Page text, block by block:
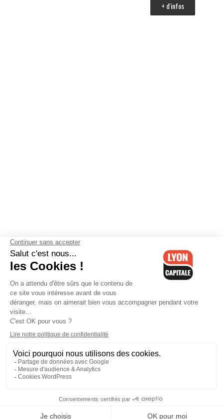
+ d'infos
Contactez-nous-Mentions légales-CGV-Politique de
confidentialité-Gestion des cookies
Cedex 06